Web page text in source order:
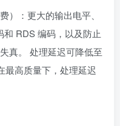
）：更大的输出电平、
RDS 编码，以及防止
真。 处理延迟可降低至
最高质量下，处理延迟